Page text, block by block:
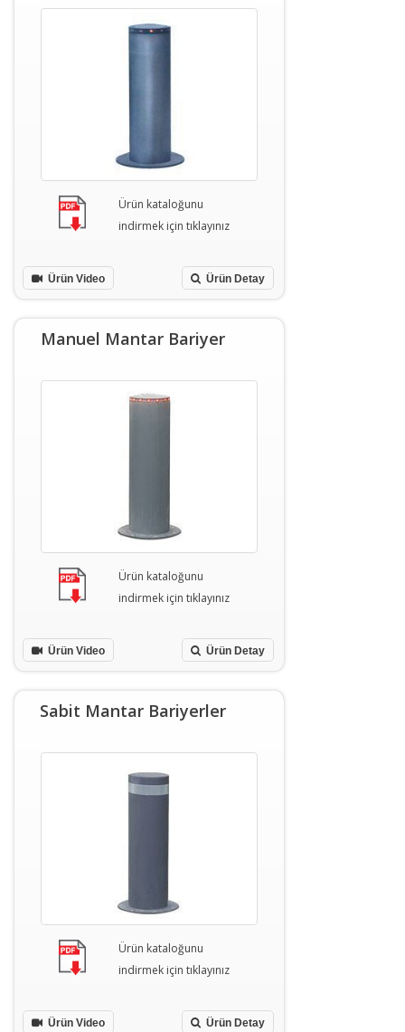
Ürün kataloğunu
indirmek için tıklayınız
Ürün Detay
Ürün Video
Manuel Mantar Bariyer
Ürün kataloğunu
indirmek için tıklayınız
Ürün Detay
Ürün Video
Sabit Mantar Bariyerler
Ürün kataloğunu
indirmek için tıklayınız
Ürün Detay
Ürün Video